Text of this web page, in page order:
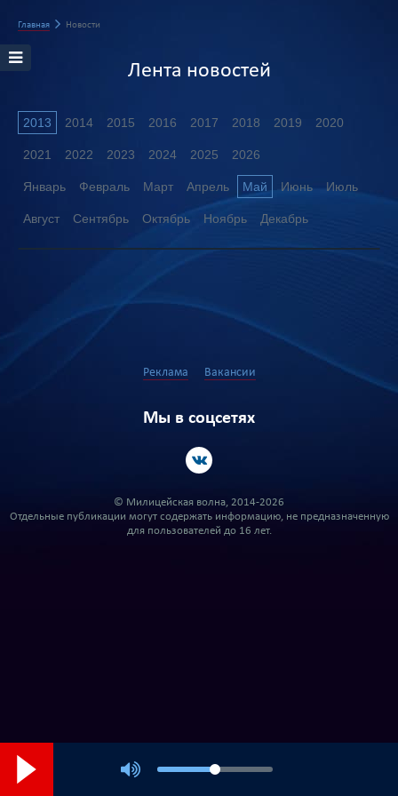
Главная Новости
Лента новостей
2013 2014 2015 2016 2017 2018 2019 2020
2021 2022 2023 2024 2025 2026
Январь Февраль Март Апрель Май Июнь Июль
Август Сентябрь Октябрь Ноябрь Декабрь
Реклама Вакансии
Мы в соцсетях
© Милицейская волна, 2014-2026
Отдельные публикации могут содержать информацию, не предназначенную
для пользователей до 16 лет.